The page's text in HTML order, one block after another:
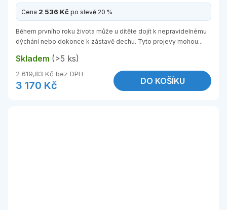
Cena 2 536 Kč po slevě 20 %
Skladem (>5 ks)
2 619,83 Kč bez DPH
3 170 Kč DO KOŠÍKU
Během prvního roku života může u dítěte dojít k nepravidelnému
dýchání nebo dokonce k zástavě dechu. Tyto projevy mohou...